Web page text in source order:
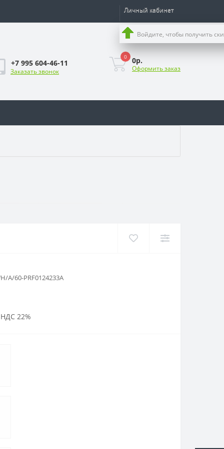
Личный кабинет
Войдите, чтобы получить
+7 995 604-46-11
Заказать звонок
0 0р.
Оформить заказ
A/60-PRF0124233A
22%